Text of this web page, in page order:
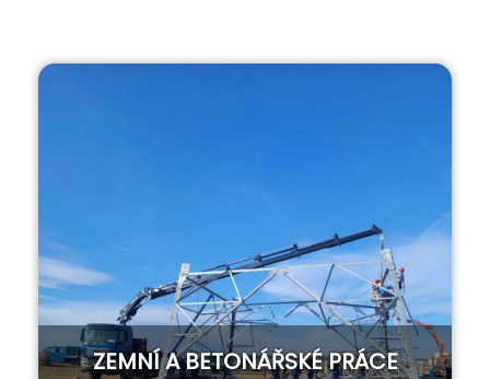
ZEMNÍ A BETONÁŘSKÉ PRÁCE